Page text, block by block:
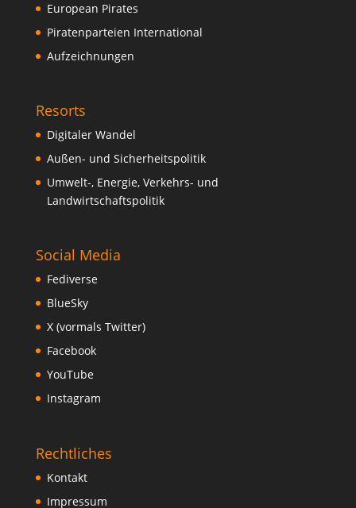
European Pirates
Piratenparteien International
Aufzeichnungen
Resorts
Digitaler Wandel
Außen- und Sicherheitspolitik
Umwelt-, Energie, Verkehrs- und
Landwirtschaftspolitik
Social Media
Fediverse
BlueSky
X (vormals Twitter)
Facebook
YouTube
Instagram
Rechtliches
Kontakt
Impressum